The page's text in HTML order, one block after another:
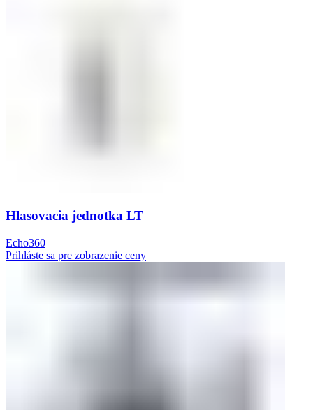
Hlasovacia jednotka LT
Echo360
Prihláste sa pre zobrazenie ceny